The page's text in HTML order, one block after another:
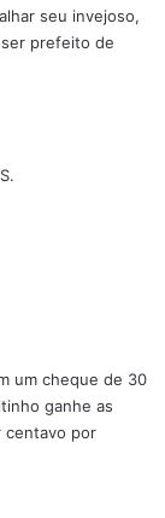
seu invejoso,
prefeito de
um cheque de 30
ganhe as
centavo por